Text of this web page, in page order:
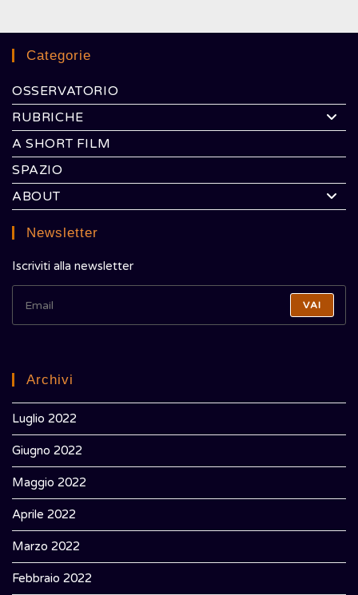
Categorie
OSSERVATORIO
RUBRICHE
A SHORT FILM
SPAZIO
ABOUT
Newsletter
Iscriviti alla newsletter
VAI
Archivi
Luglio 2022
Giugno 2022
Maggio 2022
Aprile 2022
Marzo 2022
Febbraio 2022